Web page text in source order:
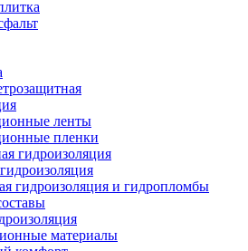
ленты
пленки
гидроизоляция
гидроизоляция и гидропломбы
материалы